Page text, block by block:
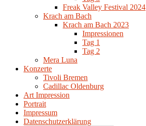
Freak Valley Festival 2024
Krach am Bach
Krach am Bach 2023
Impressionen
Tag 1
Tag 2
Mera Luna
Konzerte
Tivoli Bremen
Cadillac Oldenburg
Art Impression
Portrait
Impressum
Datenschutzerklärung